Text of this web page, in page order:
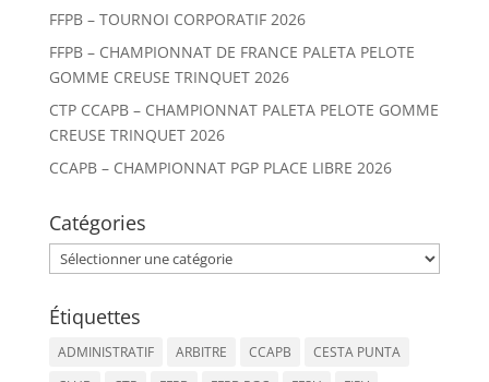
FFPB – TOURNOI CORPORATIF 2026
FFPB – CHAMPIONNAT DE FRANCE PALETA PELOTE
GOMME CREUSE TRINQUET 2026
CTP CCAPB – CHAMPIONNAT PALETA PELOTE GOMME
CREUSE TRINQUET 2026
CCAPB – CHAMPIONNAT PGP PLACE LIBRE 2026
Catégories
Catégories
Étiquettes
ADMINISTRATIF ARBITRE CCAPB
CESTA PUNTA